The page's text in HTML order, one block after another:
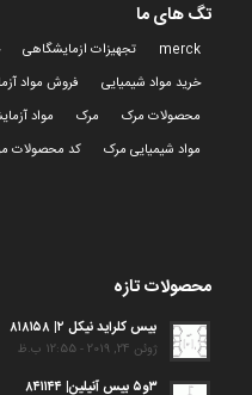
تگ های ما
merck تجهیزات ازمایشگاهی
خرید مواد شیمیایی
فروش مواد
محصولات مرک
مرک مواد
مواد شیمیایی مرک
کد محصولات
محصولات تازه
بیس کلراید نیکل ۲| ۸۱۸۱۵۸
ژوئن 24, 2019 - 12:55 ب.ظ
۳و۵ بیس آنیلین| ۸۴۱۱۴۴